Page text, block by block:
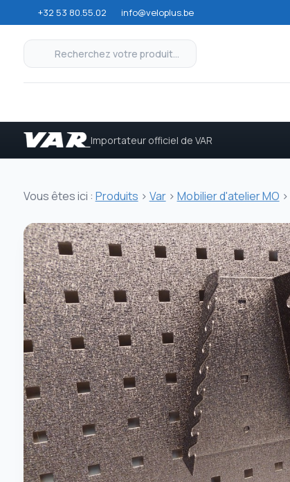
+32 53 80.55.02 info@veloplus.be
Importateur officiel de VAR
Vous êtes ici : Produits > Var> Mobilier d'atelier MO >